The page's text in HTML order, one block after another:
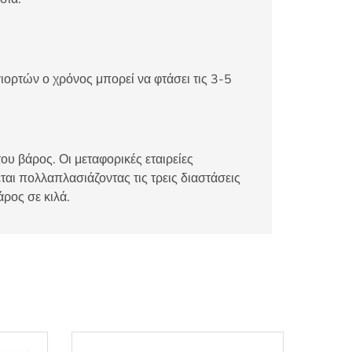
ο χρόνος μπορεί να φτάσει τις 3-5
βάρος. Οι μεταφορικές εταιρείες
τις τρεις διαστάσεις
σε κιλά.